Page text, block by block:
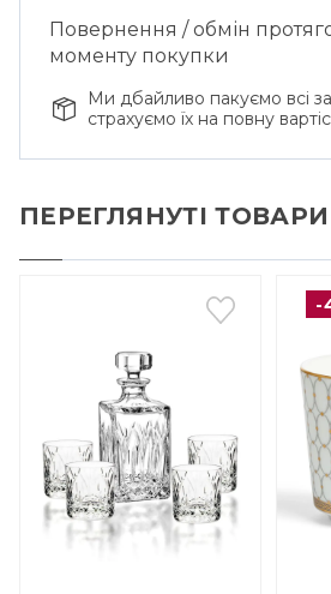
Повернення / обмін
моменту покупки
Ми дбайливо пакуємо всі
страхуємо їх на повну
ПЕРЕГЛЯНУТІ ТОВАРИ
-